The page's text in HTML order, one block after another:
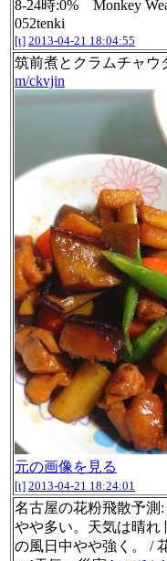
8-24時:0% Monkey
052tenki
[t] 2013-04-21 18:04:55
筑前煮とクラムチャウ
m/ckvjin
元の画像を見る
[t] 2013-04-21 18:24:01
名古屋の花粉飛散予測
やや多い。天気は晴れ
の風日中やや強く。 /